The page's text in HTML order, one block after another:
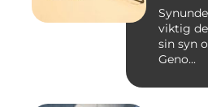
viktig
sin syn
Geno...